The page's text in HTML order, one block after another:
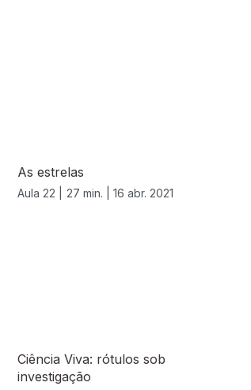
As estrelas
Aula 22 | 27 min. | 16 abr. 2021
Ciência Viva: rótulos sob
investigação